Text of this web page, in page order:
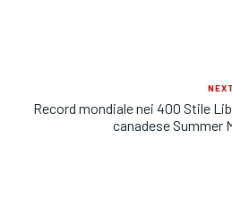
Record mondiale nei 400 Stile
canadese Summer